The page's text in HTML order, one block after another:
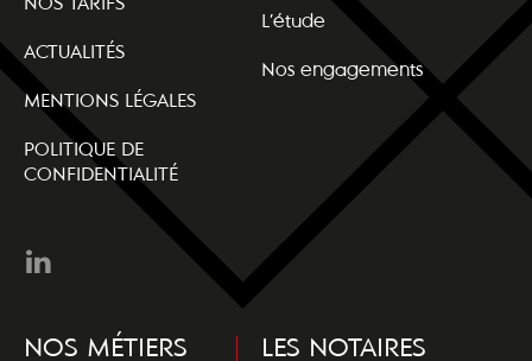
NOS TARIFS
ACTUALITÉS
MENTIONS LÉGALES
POLITIQUE DE
CONFIDENTIALITÉ
L’étude
Nos engagements
NOS MÉTIERS LES NOTAIRES